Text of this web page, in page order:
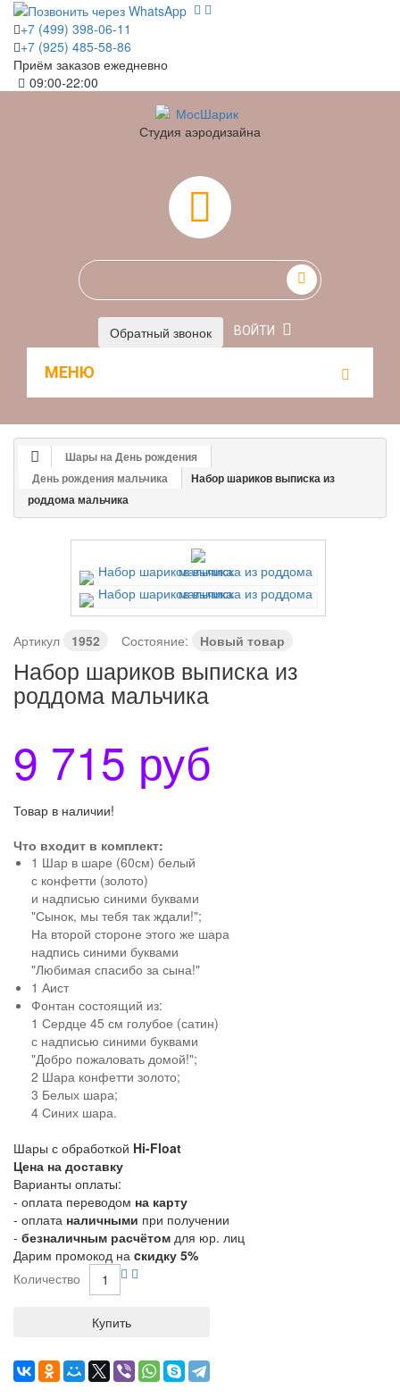
+7 (499) 398-06-11
+7 (925) 485-58-86
Приём заказов ежедневно
09:00-22:00
Студия аэродизайна
Обратный звонок ВОЙТИ
МЕНЮ
Шары на День рождения
День рождения мальчика
Набор шариков выписка из
роддома мальчика
Артикул 1952 Состояние: Новый товар
Набор шариков выписка из
роддома мальчика
9 715 руб
Товар в наличии!
Что входит в комплект:
1 Шар в шаре (60см) белый
с конфетти (золото)
и надписью синими буквами
"Сынок, мы тебя так ждали!";
На второй стороне этого же шара
надпись синими буквами
"Любимая спасибо за сына!"
1 Аист
Фонтан состоящий из:
1 Сердце 45 см голубое (сатин)
с надписью синими буквами
"Добро пожаловать домой!";
2 Шара конфетти золото;
3 Белых шара;
4 Синих шара.
Шары с обработкой Hi-Float
Цена на доставку
Варианты оплаты:
- оплата переводом на карту
- оплата наличными при получении
- безналичным расчётом для юр. лиц
Дарим промокод на cкидку 5%
Количество
Купить